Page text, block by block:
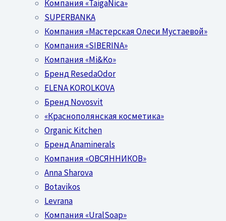
Компания «TaigaNica»
SUPERBANKA
Компания «Мастерская Олеси Мустаевой»
Компания «SIBERINA»
Компания «Mi&Ko»
Бренд ResedaOdor
ELENA KOROLKOVA
Бренд Novosvit
«Краснополянская косметика»
Organic Kitchen
Бренд Anaminerals
Компания «ОВСЯННИКОВ»
Anna Sharova
Botavikos
Levrana
Компания «UralSoap»